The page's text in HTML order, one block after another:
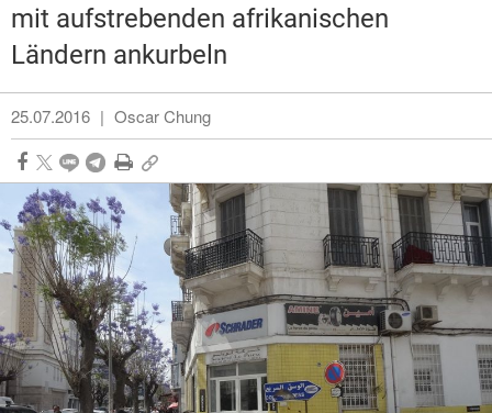
mit aufstrebenden afrikanischen
Ländern ankurbeln
25.07.2016 | Oscar Chung